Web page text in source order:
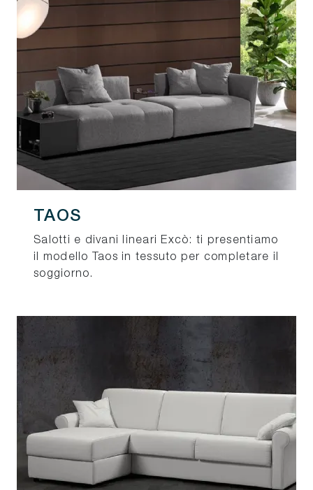
TAOS
Salotti e divani lineari Excò: ti presentiamo
il modello Taos in tessuto per completare il
soggiorno.